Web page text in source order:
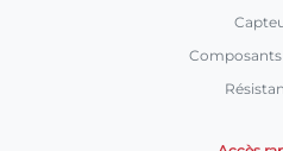
Composants